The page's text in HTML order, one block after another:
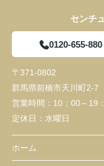
センチ
0120-655-880
〒371-0802
群馬県前橋市天川町2-7
営業時間： 10：00～19
定休日： 水曜日
ホーム